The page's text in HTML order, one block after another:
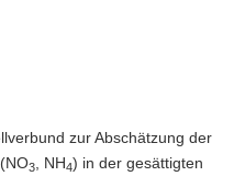
zur Abschätzung der
3, NH4) in der gesättigten